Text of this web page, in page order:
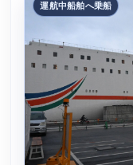
運航中船舶へ乗船